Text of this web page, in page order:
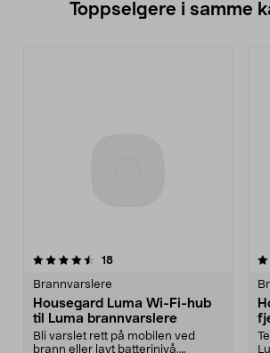
Toppselgere i samme
18anmeldelser
Brannvarslere
Housegard Luma Wi-Fi-hub
til Luma brannvarslere
Bli varslet rett på mobilen ved
brann eller lavt batterinivå.
5.0 av 5 stjerner